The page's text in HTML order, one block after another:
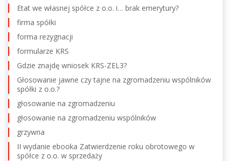
Etat we własnej spółce z o.o. i… brak emerytury?
firma spółki
forma rezygnacji
formularze KRS
Gdzie znajdę wniosek KRS-ZEL3?
Głosowanie jawne czy tajne na zgromadzeniu wspólników
spółki z o.o.?
głosowanie na zgromadzeniu
głosowanie na zgromadzeniu wspólników
grzywna
II wydanie ebooka Zatwierdzenie roku obrotowego w
spółce z o.o. w sprzedaży